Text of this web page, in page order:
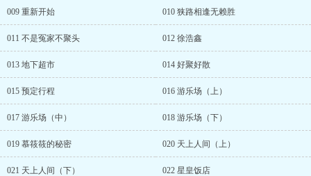
009 重新开始 010 狭路相逢无赖胜
011 不是冤家不聚头 012 徐浩鑫
013 地下超市 014 好聚好散
015 预定行程 016 游乐场（上）
017 游乐场（中） 018 游乐场（下）
019 慕筱筱的秘密 020 天上人间（上）
021 天上人间（下） 022 星皇饭店